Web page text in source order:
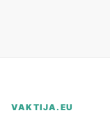
VAKTIJA.EU